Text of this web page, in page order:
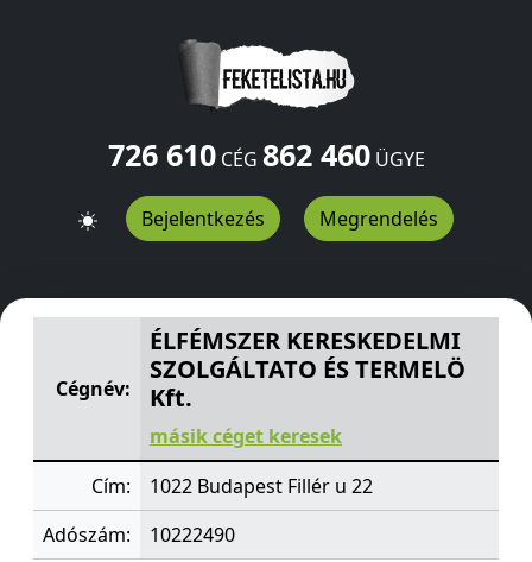
726 610CÉG 862 460ÜGYE
Bejelentkezés Megrendelés
ÉLFÉMSZER KERESKEDELMI SZOLGÁLTATO ÉS
Cégnév:
ÉLFÉMSZER KERESKEDELMI
SZOLGÁLTATO ÉS TERMELÖ
Kft.
másik céget keresek
Cím:
1022 Budapest Fillér u 22
Adószám:
10222490